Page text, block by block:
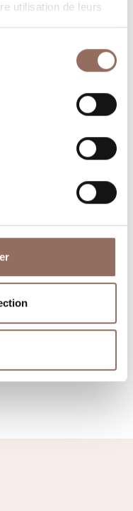
utilisation de leurs